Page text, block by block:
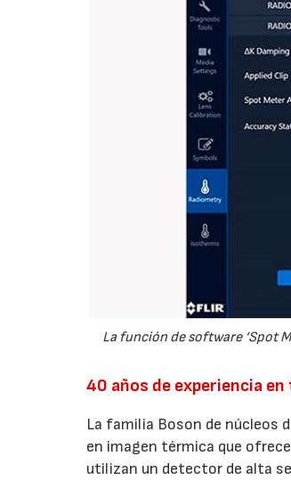
La función de software ‘Spot
40 años de experiencia
La familia Boson de núcleos
en imagen térmica que
utilizan un detector de alta